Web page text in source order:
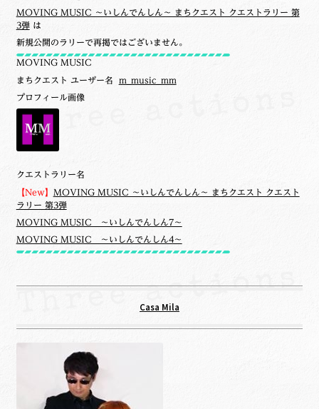
MOVING MUSIC ～いしんでんしん～ まちクエスト クエストラリー 第
3弾は
新規公開のラリーで再掲ではございません。
MOVING MUSIC
まちクエスト ユーザー名 m_music_mm
プロフィール画像
クエストラリー名
【New】 MOVING MUSIC ～いしんでんしん～ まちクエスト クエスト
ラリー 第3弾
MOVING MUSIC ～いしんでんしん7～
MOVING MUSIC ～いしんでんしん4～
Casa Mila